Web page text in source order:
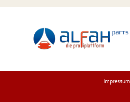
Impressum